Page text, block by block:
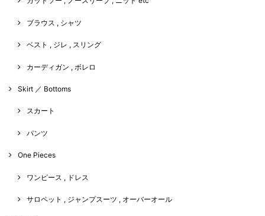
ブラウス , シャツ
ベスト , ジレ , スリング
カーディガン , ボレロ
Skirt ／ Bottoms
スカート
パンツ
One Pieces
ワンピース , ドレス
サロペット , ジャンプスーツ , オーバーオール